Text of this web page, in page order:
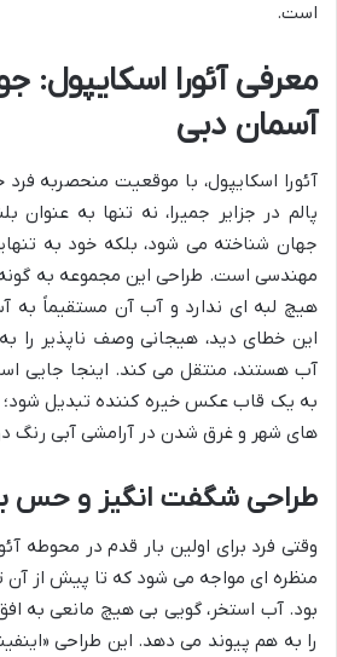
است.
معرفی آئورا اسکایپول:
آسمان دبی
آئورا اسکایپول، با موقعیت منحصربه
جهان شناخته می شود، بلکه خود به
مهندسی است. طراحی این مجموعه به
هیچ لبه ای ندارد و آب آن مستقیماً به
این خطای دید، هیجانی وصف ناپذیر را
آب هستند، منتقل می کند. اینجا جایی
به یک قاب عکس خیره کننده تبدیل شود؛
های شهر و غرق شدن در آرامشی آبی رنگ
طراحی شگفت انگیز و حس
وقتی فرد برای اولین بار قدم در محوطه
منظره ای مواجه می شود که تا پیش از آن
بود. آب استخر، گویی بی هیچ مانعی به
را به هم پیوند می دهد. این طراحی